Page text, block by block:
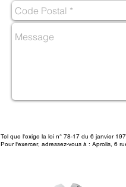
Tel que l'exige la loi n° 78-17 du 6 janvier
Pour l'exercer, adressez-vous à : Aprolis, 6